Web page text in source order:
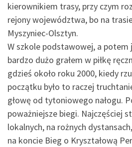
kierownikiem trasy, przy czym
rejony województwa, bo na
Myszyniec-Olsztyn.
W szkole podstawowej, a potem
bardzo dużo grałem w piłkę
gdzieś około roku 2000, kiedy
początku było to raczej
głowę od tytoniowego nałogu.
poważniejsze biegi. Najczęściej
lokalnych, na rożnych
na koncie Bieg o Kryształową